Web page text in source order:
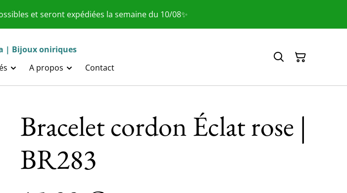
et seront expédiées la semaine du 10/08✨
| Bijoux oniriques
A propos Contact
Bracelet cordon Éclat rose |
BR283